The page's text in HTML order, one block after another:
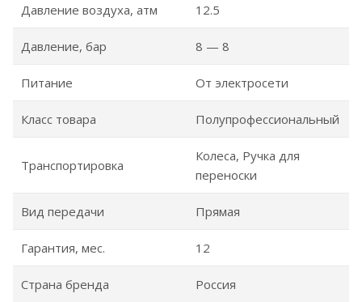
Давление воздуха, атм 12.5
Давление, бар 8 — 8
Питание От электросети
Класс товара Полупрофессиональный
Транспортировка
Колеса, Ручка для
переноски
Вид передачи Прямая
Гарантия, мес. 12
Страна бренда Россия